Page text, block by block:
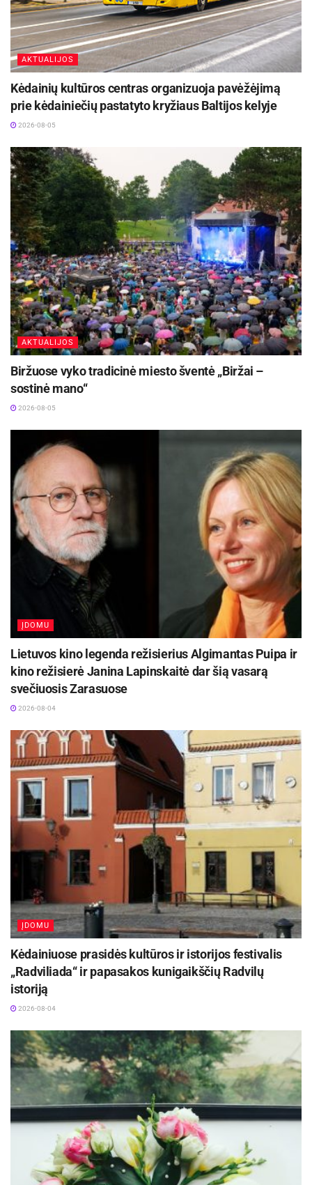
AKTUALIJOS
Kėdainių kultūros centras organizuoja pavėžėjimą
prie kėdainiečių pastatyto kryžiaus Baltijos kelyje
2026-08-05
AKTUALIJOS
Biržuose vyko tradicinė miesto šventė „Biržai –
sostinė mano“
2026-08-05
ĮDOMU
Lietuvos kino legenda režisierius Algimantas Puipa ir
kino režisierė Janina Lapinskaitė dar šią vasarą
svečiuosis Zarasuose
2026-08-04
ĮDOMU
Kėdainiuose prasidės kultūros ir istorijos festivalis
„Radviliada“ ir papasakos kunigaikščių Radvilų
istoriją
2026-08-04